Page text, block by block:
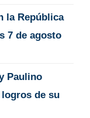
la República
7 de agosto
Paulino
de su